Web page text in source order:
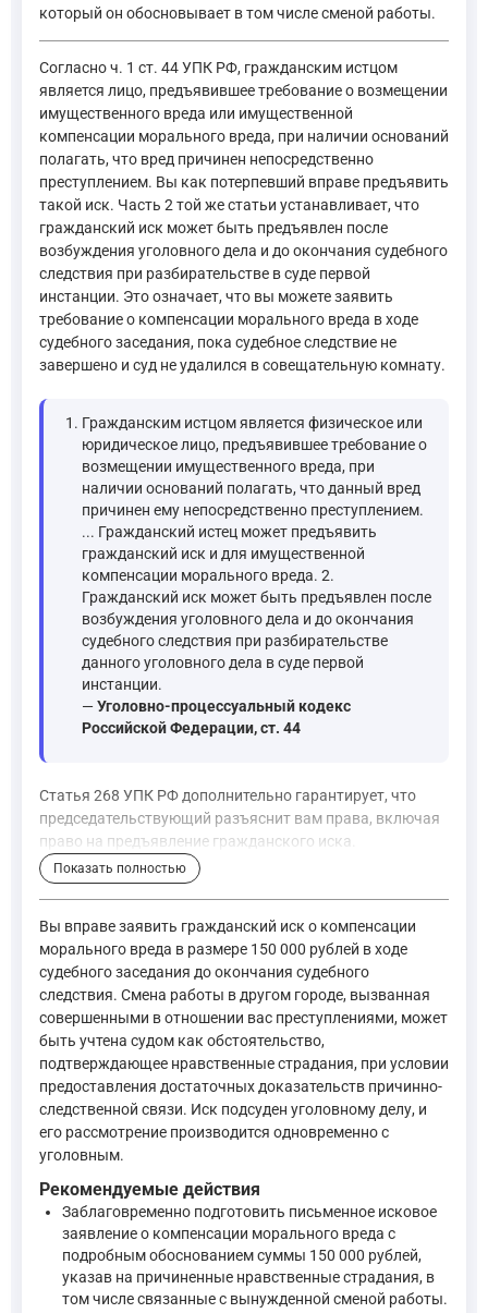
который он обосновывает в том числе сменой работы.
Согласно ч. 1 ст. 44 УПК РФ, гражданским истцом
является лицо, предъявившее требование о возмещении
имущественного вреда или имущественной
компенсации морального вреда, при наличии оснований
полагать, что вред причинен непосредственно
преступлением. Вы как потерпевший вправе предъявить
такой иск. Часть 2 той же статьи устанавливает, что
гражданский иск может быть предъявлен после
возбуждения уголовного дела и до окончания судебного
следствия при разбирательстве в суде первой
инстанции. Это означает, что вы можете заявить
требование о компенсации морального вреда в ходе
судебного заседания, пока судебное следствие не
завершено и суд не удалился в совещательную комнату.
Гражданским истцом является физическое или
юридическое лицо, предъявившее требование о
возмещении имущественного вреда, при
наличии оснований полагать, что данный вред
причинен ему непосредственно преступлением.
... Гражданский истец может предъявить
гражданский иск и для имущественной
компенсации морального вреда. 2.
Гражданский иск может быть предъявлен после
возбуждения уголовного дела и до окончания
судебного следствия при разбирательстве
данного уголовного дела в суде первой
инстанции.
—Уголовно-процессуальный кодекс
Российской Федерации, ст. 44
Статья 268 УПК РФ дополнительно гарантирует, что
председательствующий разъяснит вам права, включая
право на предъявление гражданского иска.
Статья 268. Разъяснение потерпевшему, гражданскому
—Уголовно-процессуальный кодекс Российской
При определении размера компенсации морального вреда
Если гражданину причинен моральный вред (физические
—Гражданский кодекс Российской Федерации, ст. 151
Более детально критерии определения размера раскрыты в
—Гражданский кодекс Российской Федерации, ст.
Положение ст. 1099 ГК РФ о том, что компенсация
Показать полностью
Вы вправе заявить гражданский иск о компенсации
морального вреда в размере 150 000 рублей в ходе
судебного заседания до окончания судебного
следствия. Смена работы в другом городе, вызванная
совершенными в отношении вас преступлениями, может
быть учтена судом как обстоятельство,
подтверждающее нравственные страдания, при условии
предоставления достаточных доказательств причинно-
следственной связи. Иск подсуден уголовному делу, и
его рассмотрение производится одновременно с
уголовным.
Рекомендуемые действия
Заблаговременно подготовить письменное исковое
заявление о компенсации морального вреда с
подробным обоснованием суммы 150 000 рублей,
указав на причиненные нравственные страдания, в
том числе связанные с вынужденной сменой работы.